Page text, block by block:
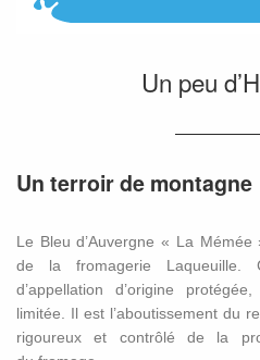
Un peu
Un terroir de montagne
Le Bleu d’Auvergne « La
de la fromagerie Laqueuille.
d’appellation d’origine
limitée. Il est l’aboutissement du
rigoureux et contrôlé de la